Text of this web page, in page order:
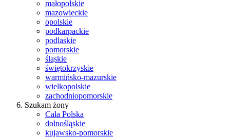
małopolskie
mazowieckie
opolskie
podkarpackie
podlaskie
pomorskie
śląskie
świętokrzyskie
warmińsko-mazurskie
wielkopolskie
zachodniopomorskie
Szukam żony
Cała Polska
dolnośląskie
kujawsko-pomorskie